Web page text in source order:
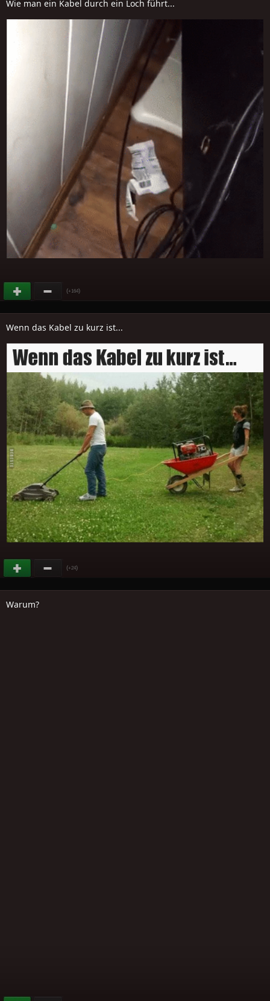
Wie man ein Kabel durch ein Loch führt...
(+164)
Wenn das Kabel zu kurz ist...
(+24)
Warum?